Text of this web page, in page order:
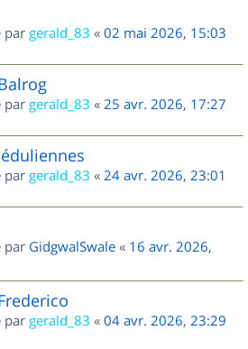
par gerald_83 « 02 mai 2026, 15:03
par gerald_83 « 25 avr. 2026, 17:27
par gerald_83 « 24 avr. 2026, 23:01
par GidgwalSwale « 16 avr. 2026,
par gerald_83 « 04 avr. 2026, 23:29